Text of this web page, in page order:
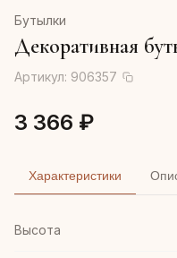
Бутылки
Декоративная
Артикул: 906357
3 366 ₽
Характеристики
Высота